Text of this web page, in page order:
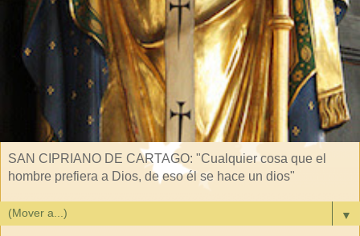
SAN CIPRIANO DE CARTAGO: "Cualquier cosa que el
hombre prefiera a Dios, de eso él se hace un dios"
▼